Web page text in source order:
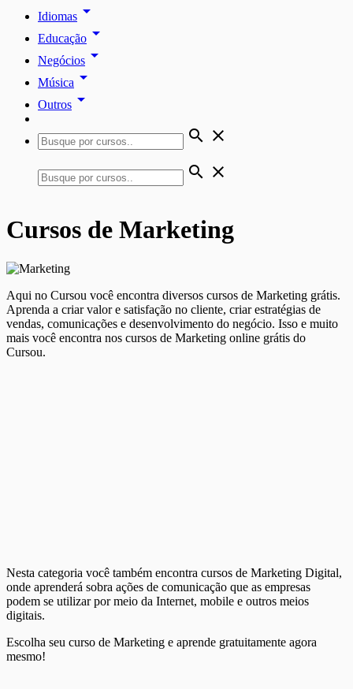
Idiomas arrow_drop_down
Educação arrow_drop_down
Negócios arrow_drop_down
Música arrow_drop_down
Outros arrow_drop_down
search close
search close
Cursos de Marketing
Aqui no Cursou você encontra diversos cursos de Marketing grátis.
Aprenda a criar valor e satisfação no cliente, criar estratégias de
vendas, comunicações e desenvolvimento do negócio. Isso e muito
mais você encontra nos cursos de Marketing online grátis do
Cursou.
Nesta categoria você também encontra cursos de Marketing Digital,
onde aprenderá sobra ações de comunicação que as empresas
podem se utilizar por meio da Internet, mobile e outros meios
digitais.
Escolha seu curso de Marketing e aprende gratuitamente agora
mesmo!